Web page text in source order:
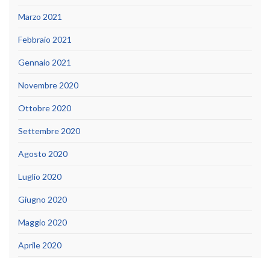
Marzo 2021
Febbraio 2021
Gennaio 2021
Novembre 2020
Ottobre 2020
Settembre 2020
Agosto 2020
Luglio 2020
Giugno 2020
Maggio 2020
Aprile 2020